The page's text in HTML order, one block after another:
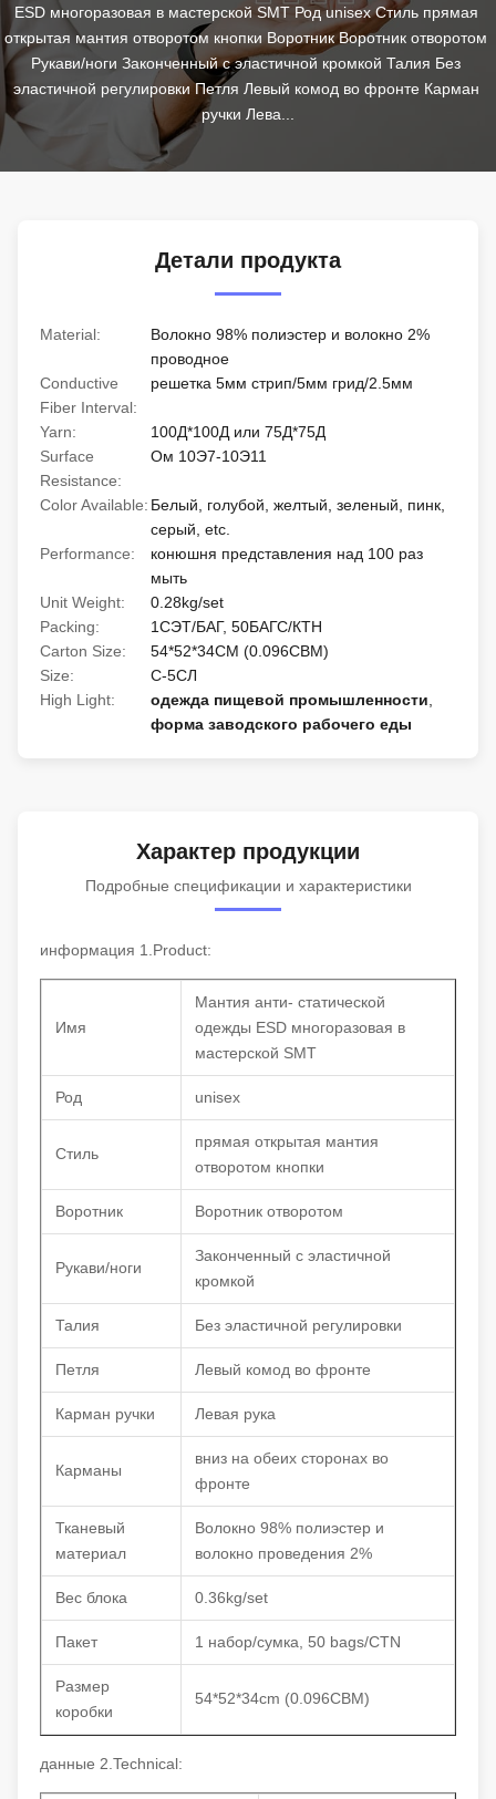
ESD многоразовая в мастерской SMT Род unisex Стиль прямая
открытая мантия отворотом кнопки Воротник Воротник отворотом
Рукави/ноги Законченный с эластичной кромкой Талия Без
эластичной регулировки Петля Левый комод во фронте Карман
ручки Лева...
Детали продукта
Material:
Волокно 98% полиэстер и волокно 2%
проводное
Conductive
Fiber Interval:
решетка 5мм стрип/5мм грид/2.5мм
Yarn:
100Д*100Д или 75Д*75Д
Surface
Resistance:
Ом 10Э7-10Э11
Color Available: Белый, голубой, желтый, зеленый, пинк,
серый, etc.
Performance:
конюшня представления над 100 раз
мыть
Unit Weight:
0.28kg/set
Packing:
1СЭТ/БАГ, 50БАГС/КТН
Carton Size:
54*52*34CM (0.096CBM)
Size:
С-5СЛ
High Light:
одежда пищевой промышленности
форма заводского рабочего еды
Характер продукции
Подробные спецификации и характеристики
информация 1.Product:
Имя
Мантия анти- статической
одежды ESD многоразовая в
мастерской SMT
Род unisex
Стиль
прямая открытая мантия
отворотом кнопки
Воротник Воротник отворотом
Рукави/ноги
Законченный с эластичной
кромкой
Талия Без эластичной регулировки
Петля Левый комод во фронте
Карман ручки Левая рука
Карманы
вниз на обеих сторонах во
фронте
Тканевый
материал
Волокно 98% полиэстер и
волокно проведения 2%
Вес блока 0.36kg/set
Пакет 1 набор/сумка, 50 bags/CTN
Размер
коробки
54*52*34cm (0.096CBM)
данные 2.Technical: